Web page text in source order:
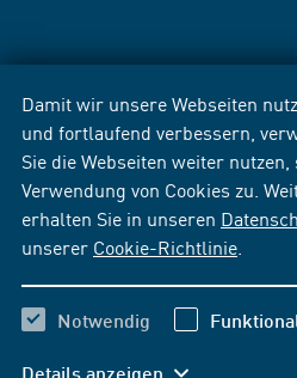
Damit wir unsere Webseiten
und fortlaufend verbessern,
Sie die Webseiten weiter
Verwendung von Cookies zu.
erhalten Sie in unseren
unserer Cookie-Richtlinie
Notwendig Funktional
Details anzeigen